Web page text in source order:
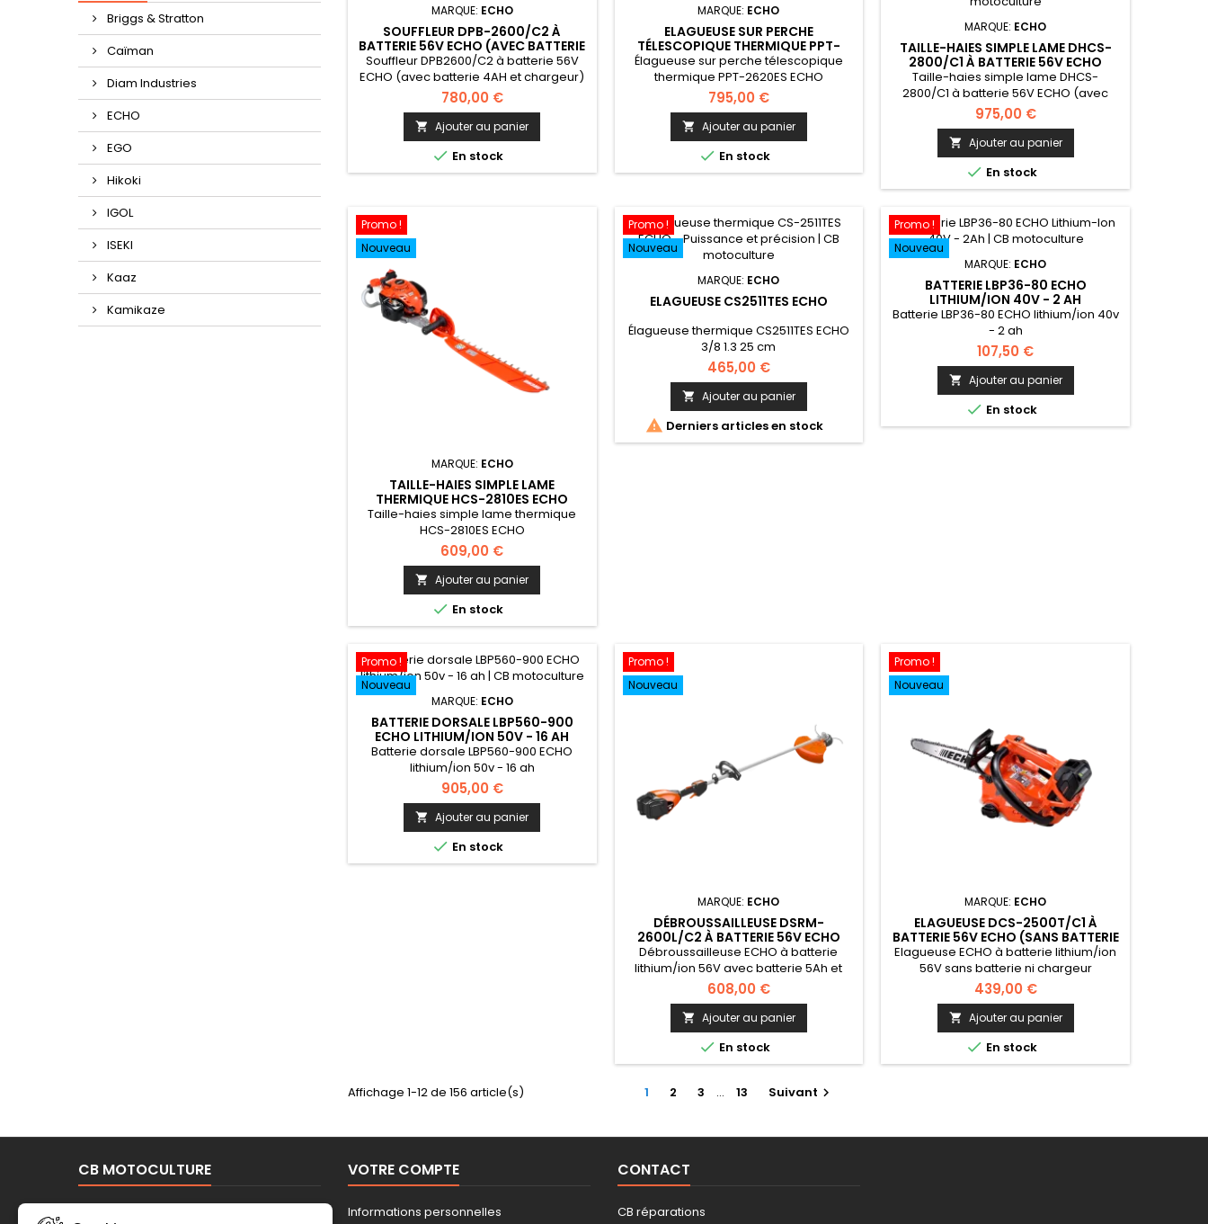
Briggs & Stratton
Caïman
Diam Industries
ECHO
EGO
Hikoki
IGOL
ISEKI
Kaaz
Kamikaze
MARQUE: ECHO
SOUFFLEUR DPB-2600/C2 À
BATTERIE 56V ECHO (AVEC BATTERIE
4AH ET CHARGEUR)
Souffleur DPB2600/C2 à batterie 56V
ECHO (avec batterie 4AH et chargeur)
780,00 €
 Ajouter au panier
 En stock
MARQUE: ECHO
ELAGUEUSE SUR PERCHE
TÉLESCOPIQUE THERMIQUE PPT-
2620ES ECHO
Élagueuse sur perche télescopique
thermique PPT-2620ES ECHO
795,00 €
 Ajouter au panier
 En stock
MARQUE: ECHO
TAILLE-HAIES SIMPLE LAME DHCS-
2800/C1 À BATTERIE 56V ECHO
(AVEC BATTERIE 2.3AH ET
CHARGEUR)
Taille-haies simple lame DHCS-
2800/C1 à batterie 56V ECHO (avec
batterie 2.3AH et chargeur)
975,00 €
 Ajouter au panier
 En stock
Promo !
Nouveau
MARQUE: ECHO
TAILLE-HAIES SIMPLE LAME
THERMIQUE HCS-2810ES ECHO
Taille-haies simple lame thermique
HCS-2810ES ECHO
609,00 €
 Ajouter au panier
 En stock
Promo !
Nouveau
MARQUE: ECHO
ELAGUEUSE CS2511TES ECHO
Élagueuse thermique CS2511TES ECHO
3/8 1.3 25 cm
465,00 €
 Ajouter au panier
 Derniers articles en stock
Promo !
Nouveau
MARQUE: ECHO
BATTERIE LBP36-80 ECHO
LITHIUM/ION 40V - 2 AH
Batterie LBP36-80 ECHO lithium/ion 40v
- 2 ah
107,50 €
 Ajouter au panier
 En stock
Promo !
Nouveau
MARQUE: ECHO
BATTERIE DORSALE LBP560-900
ECHO LITHIUM/ION 50V - 16 AH
Batterie dorsale LBP560-900 ECHO
lithium/ion 50v - 16 ah
905,00 €
 Ajouter au panier
 En stock
Promo !
Nouveau
MARQUE: ECHO
DÉBROUSSAILLEUSE DSRM-
2600L/C2 À BATTERIE 56V ECHO
(AVEC BATTERIE 5AH ET CHARGEUR)
Débroussailleuse ECHO à batterie
lithium/ion 56V avec batterie 5Ah et
chargeur
608,00 €
 Ajouter au panier
 En stock
Promo !
Nouveau
MARQUE: ECHO
ELAGUEUSE DCS-2500T/C1 À
BATTERIE 56V ECHO (SANS BATTERIE
NI CHARGEUR)
Elagueuse ECHO à batterie lithium/ion
56V sans batterie ni chargeur
439,00 €
 Ajouter au panier
 En stock
Affichage 1-12 de 156 article(s) 1 2 3 … 13 Suivant 
CB MOTOCULTURE VOTRE COMPTE
Informations personnelles
CONTACT
CB réparations